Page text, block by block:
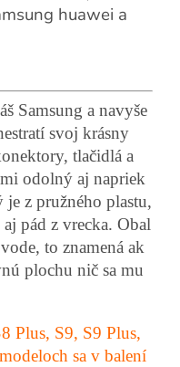
Samsung a navyše
svoj krásny
tlačidlá a
odolný aj napriek
z pružného plastu,
pád z vrecka. Obal
to znamená ak
plochu nič sa mu
Plus, S9, S9 Plus,
sa v balení